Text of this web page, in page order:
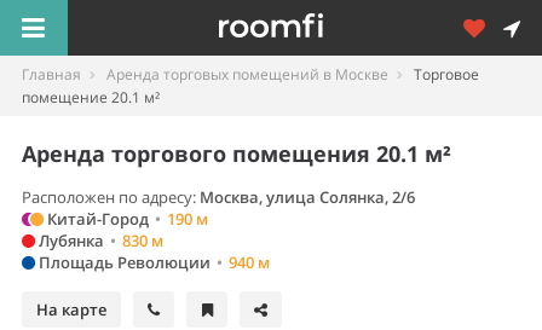
Главная Аренда торговых помещений в Москве
Торговое
помещение 20.1 м²
Аренда торгового помещения 20.1 м²
Расположен по адресу: Москва, улица Солянка, 2/6
Китай-Город • 190 м
Лубянка • 830 м
Площадь Революции • 940 м
На карте